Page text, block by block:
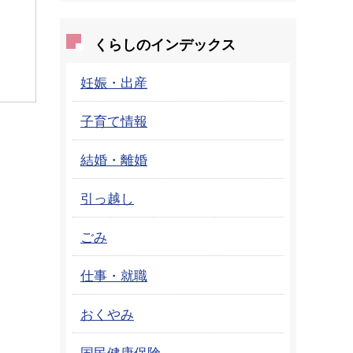
くらしのインデックス
妊娠・出産
子育て情報
結婚・離婚
引っ越し
ごみ
仕事・就職
おくやみ